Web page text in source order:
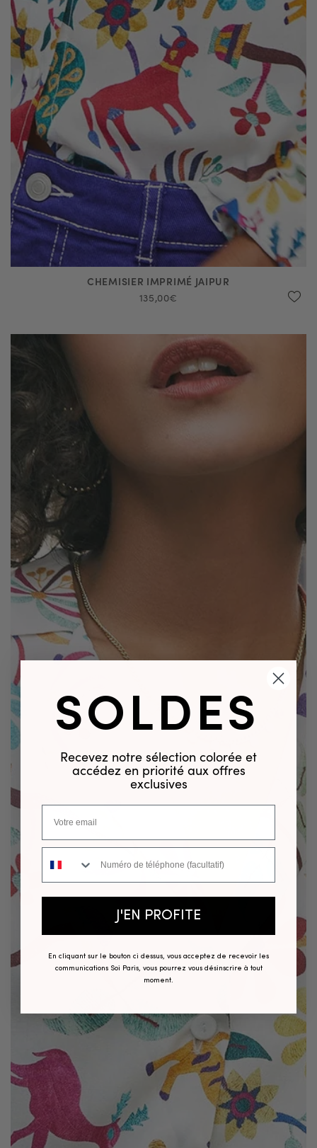
CHEMISIER IMPRIMÉ JAIPUR
135,00€
SOLDES
Recevez notre sélection colorée et
accédez en priorité aux offres
exclusives
J'EN PROFITE
En cliquant sur le bouton ci dessus, vous acceptez de recevoir les
communications Soi Paris, vous pourrez vous désinscrire à tout
moment.